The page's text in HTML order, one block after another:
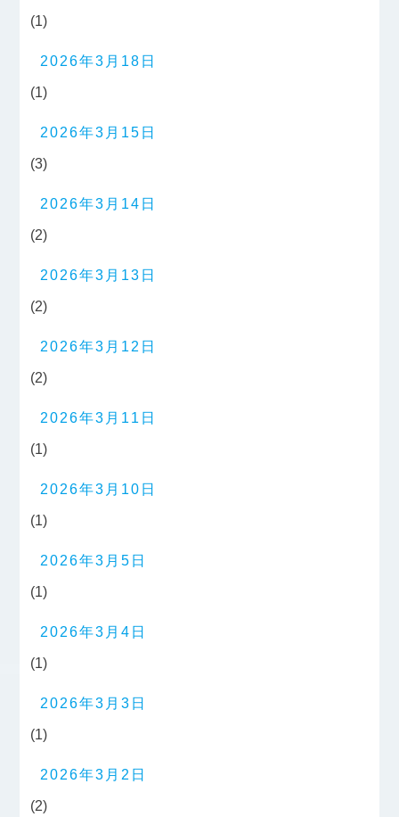
(1)
2026年3月18日
(1)
2026年3月15日
(3)
2026年3月14日
(2)
2026年3月13日
(2)
2026年3月12日
(2)
2026年3月11日
(1)
2026年3月10日
(1)
2026年3月5日
(1)
2026年3月4日
(1)
2026年3月3日
(1)
2026年3月2日
(2)